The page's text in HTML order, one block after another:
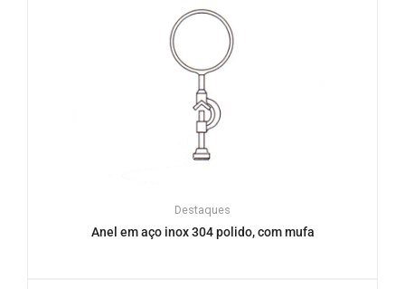
Destaques
Anel em aço inox 304 polido, com mufa